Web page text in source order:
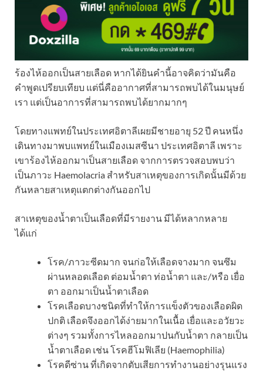
ร้องไห้ออกเป็นสายเลือด หากได้ยินคำนี้อาจคิดว่ามันคือ
คำพูดเปรียบเทียบ แต่นี่คืออากาศที่สามารถพบได้ในมนุษย์
เรา แต่เป็นอาการที่สามารถพบได้ยากมากๆ
โดยทางแพทย์ในประเทศอิตาลีเผยมีชายอายุ 52 ปี คนหนึ่ง
เดินทางมาพบแพทย์ในเมืองเมสซีนา ประเทศอิตาลี เพราะ
เขาร้องไห้ออกมาเป็นสายเลือด จากการตรวจสอบพบว่า
เป็นภาวะ Haemolacria สำหรับสาเหตุของการเกิดนั้นมีด้วย
กันหลายสาเหตุแตกต่างกันออกไป
สาเหตุของน้ำตาเป็นเลือดที่มีรายงาน มีได้หลากหลาย
ได้แก่
โรค/ภาวะซีดมาก จนก่อให้เลือดจางมาก จนซึม
ผ่านหลอดเลือด ต่อมน้ำตา ท่อน้ำตา และ/หรือ เยื่อ
ตา ออกมาเป็นน้ำตาเลือด
โรคเลือดบางชนิดที่ทำให้การแข็งตัวของเลือดผิด
ปกติ เลือดจึงออกได้ง่ายมากในเนื้อ เยื่อและอวัยวะ
ต่างๆ รวมทั้งการไหลออกมาปนกับน้ำตา กลายเป็น
น้ำตาเลือด เช่น โรคฮีโมฟิเลีย (Haemophilia)
โรคดีซ่าน ที่เกิดจากตับเสียการทำงานอย่างรุนแรง